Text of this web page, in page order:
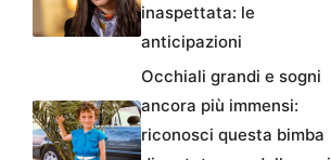
inaspettata: le
anticipazioni
Occhiali grandi e sogni
ancora più immensi:
riconosci questa bimba